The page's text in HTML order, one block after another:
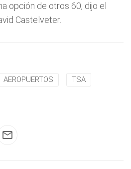
opción de otros 60, dijo el
Castelveter.
AEROPUERTOS TSA